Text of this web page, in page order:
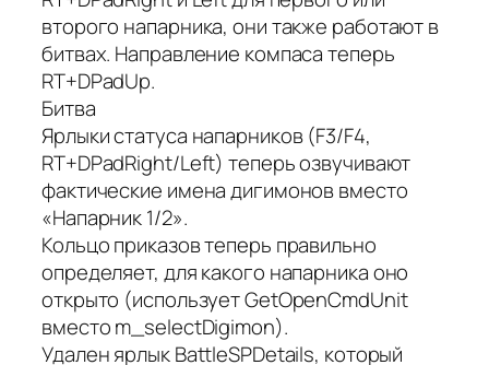
второго напарника, они также работают в
битвах. Направление компаса теперь
RT+DPadUp.
Битва
Ярлыки статуса напарников (F3/F4,
RT+DPadRight/Left) теперь озвучивают
фактические имена дигимонов вместо
«Напарник 1/2».
Кольцо приказов теперь правильно
определяет, для какого напарника оно
открыто (использует GetOpenCmdUnit
вместо m_selectDigimon).
Удален ярлык BattleSPDetails, который